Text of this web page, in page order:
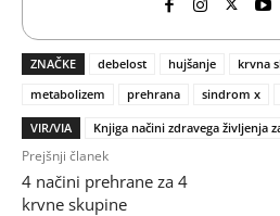
ZNAČKE debelost hujšanje krvna
metabolizem
prehrana sindrom x
VIR/VIA Knjiga načini zdravega življenja
Prejšnji članek
4 načini prehrane za 4
krvne skupine